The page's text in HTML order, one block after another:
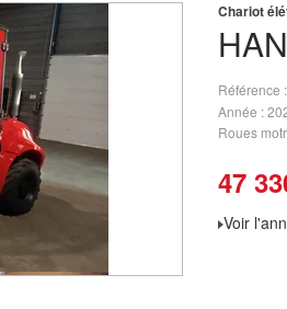
Chariot
Référence
Année
Roues
47
Voir